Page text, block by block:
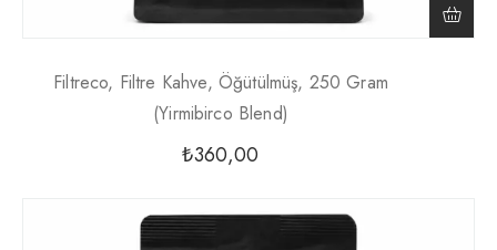
Filtreco, Filtre Kahve, Öğütülmüş, 250 Gram
(yirmibirco Blend)
₺360,00